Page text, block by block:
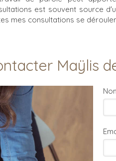
est souvent source
mes consultations se
Maÿlis